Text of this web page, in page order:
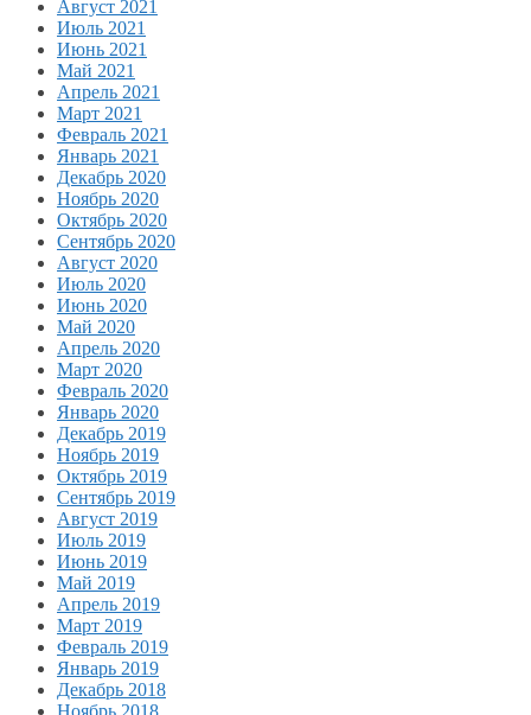
Август 2021
Июль 2021
Июнь 2021
Май 2021
Апрель 2021
Март 2021
Февраль 2021
Январь 2021
Декабрь 2020
Ноябрь 2020
Октябрь 2020
Сентябрь 2020
Август 2020
Июль 2020
Июнь 2020
Май 2020
Апрель 2020
Март 2020
Февраль 2020
Январь 2020
Декабрь 2019
Ноябрь 2019
Октябрь 2019
Сентябрь 2019
Август 2019
Июль 2019
Июнь 2019
Май 2019
Апрель 2019
Март 2019
Февраль 2019
Январь 2019
Декабрь 2018
Ноябрь 2018